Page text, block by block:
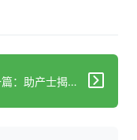
下一篇：助产士揭示每位新父母应知的九件事